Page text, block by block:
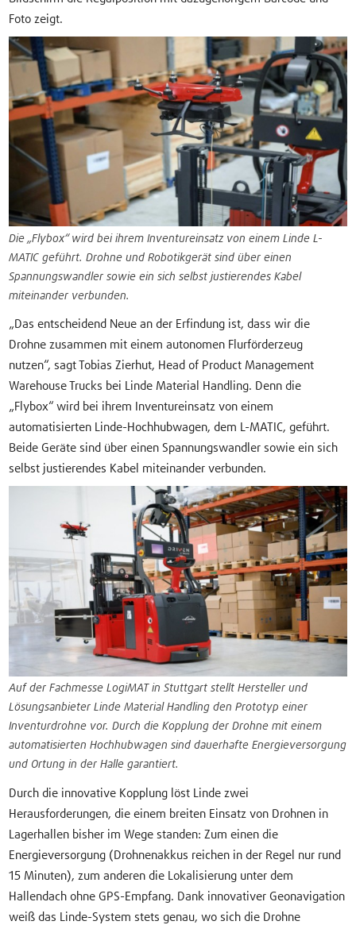
Foto zeigt.
Die „Flybox“ wird bei ihrem Inventureinsatz von einem Linde L-
MATIC geführt. Drohne und Robotikgerät sind über einen
Spannungswandler sowie ein sich selbst justierendes Kabel
miteinander verbunden.
„Das entscheidend Neue an der Erfindung ist, dass wir die
Drohne zusammen mit einem autonomen Flurförderzeug
nutzen“, sagt Tobias Zierhut, Head of Product Management
Warehouse Trucks bei Linde Material Handling. Denn die
„Flybox“ wird bei ihrem Inventureinsatz von einem
automatisierten Linde-Hochhubwagen, dem L-MATIC, geführt.
Beide Geräte sind über einen Spannungswandler sowie ein sich
selbst justierendes Kabel miteinander verbunden.
Auf der Fachmesse LogiMAT in Stuttgart stellt Hersteller und
Lösungsanbieter Linde Material Handling den Prototyp einer
Inventurdrohne vor. Durch die Kopplung der Drohne mit einem
automatisierten Hochhubwagen sind dauerhafte Energieversorgung
und Ortung in der Halle garantiert.
Durch die innovative Kopplung löst Linde zwei
Herausforderungen, die einem breiten Einsatz von Drohnen in
Lagerhallen bisher im Wege standen: Zum einen die
Energieversorgung (Drohnenakkus reichen in der Regel nur rund
15 Minuten), zum anderen die Lokalisierung unter dem
Hallendach ohne GPS-Empfang. Dank innovativer Geonavigation
weiß das Linde-System stets genau, wo sich die Drohne